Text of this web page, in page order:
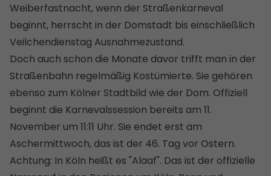
Weiberfastnacht, wenn der Straßenkarneval
beginnt, herrscht in der Domstadt bis einschließlich
Veilchendienstag Ausnahmezustand.
Doch auch schon die Monate davor trifft man in der
Straßenbahn regelmäßig Kostümierte. Sie gehören
ebenso zum Kölner Stadtbild wie der Dom. Offiziell
beginnt die Karnevalssession bereits am 11.
November um 11:11 Uhr. Sie endet erst am
Aschermittwoch, das ist der 46. Tag vor Ostern.
Achtung: In Köln heißt es "Alaaf". Das ist der offizielle